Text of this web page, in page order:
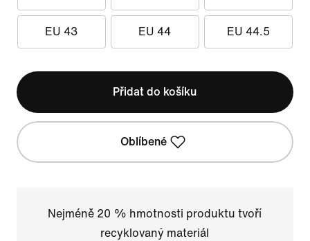
EU 43 EU 44 EU 44.5
Přidat do košíku
Oblíbené
Nejméně 20 % hmotnosti produktu tvoří
recyklovaný materiál